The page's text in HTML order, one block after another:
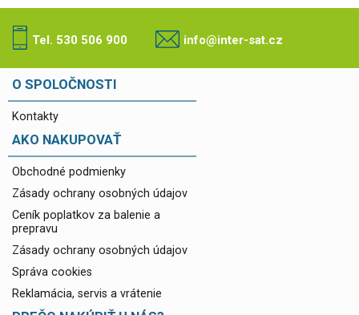
Tel. 530 506 900 info@inter-sat.cz
O SPOLOČNOSTI
Kontakty
AKO NAKUPOVAŤ
Obchodné podmienky
Zásady ochrany osobných údajov
Ceník poplatkov za balenie a
prepravu
Zásady ochrany osobných údajov
Správa cookies
Reklamácia, servis a vrátenie